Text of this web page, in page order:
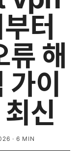
터
해
이
신
· 6 MIN